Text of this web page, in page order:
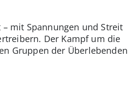
mit Spannungen und Streit
Der Kampf um die
Gruppen der Überlebenden